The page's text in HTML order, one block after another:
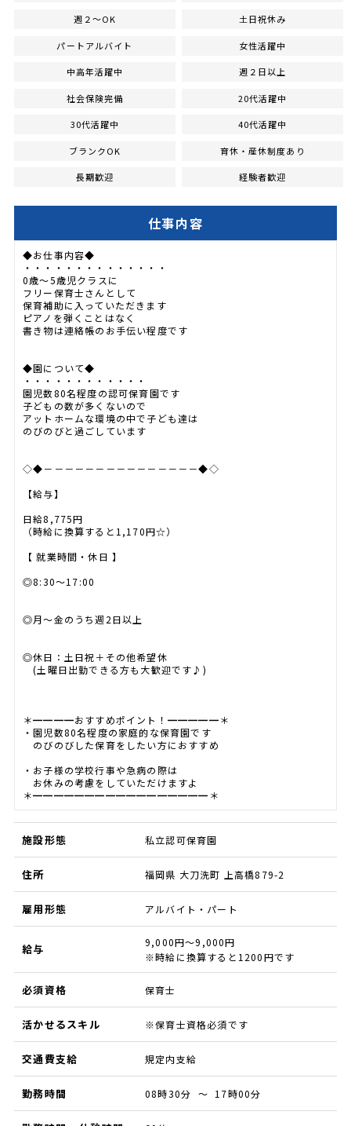
週２～OK 土日祝休み
パートアルバイト 女性活躍中
中高年活躍中 週２日以上
社会保険完備 20代活躍中
30代活躍中 40代活躍中
ブランクOK 育休・産休制度あり
長期歓迎 経験者歓迎
仕事内容
◆お仕事内容◆
・・・・・・・・・・・・・・
0歳～5歳児クラスに
フリー保育士さんとして
保育補助に入っていただきます
ピアノを弾くことはなく
書き物は連絡帳のお手伝い程度です
◆園について◆
・・・・・・・・・・・・
園児数80名程度の認可保育園です
子どもの数が多くないので
アットホームな環境の中で子ども達は
のびのびと過ごしています
◇◆－－－－－－－－－－－－－－－◆◇
【給与】
日給8,775円
（時給に換算すると1,170円☆）
【 就業時間・休日 】
◎8:30～17:00
◎月～金のうち週2日以上
◎休日：土日祝＋その他希望休
(土曜日出勤できる方も大歓迎です♪)
＊━━━━おすすめポイント！━━━━━＊
・園児数80名程度の家庭的な保育園です
のびのびした保育をしたい方におすすめ
・お子様の学校行事や急病の際は
お休みの考慮をしていただけますよ
＊━━━━━━━━━━━━━━━━━＊
施設形態 私立認可保育園
住所 福岡県 大刀洗町 上高橋879-2
雇用形態 アルバイト・パート
給与
9,000円～9,000円
※時給に換算すると1200円です
必須資格 保育士
活かせるスキル ※保育士資格必須です
交通費支給 規定内支給
勤務時間 08時30分 ～ 17時00分